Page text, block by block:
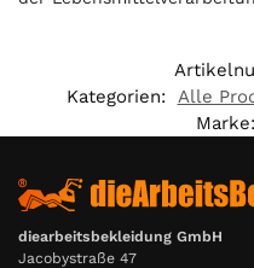
Kategorien: Alle
Marke:
diearbeitsbekleidung GmbH
Jacobystraße 47